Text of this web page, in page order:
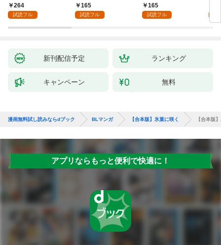
264
試読フル
165
試読フル
【単話版】1巻
165
試読フル
が
ら
新刊配信予定 ランキング
キャンペーン 無料
漫画無料試し読みならdブック BLマンガ 【合本版】氷菓に咲く 【合本版
アプリならもっと便利で快適に！